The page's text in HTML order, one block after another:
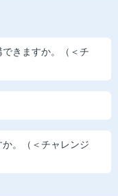
こちら
できますか。（＜チ
か。（＜チャレンジ